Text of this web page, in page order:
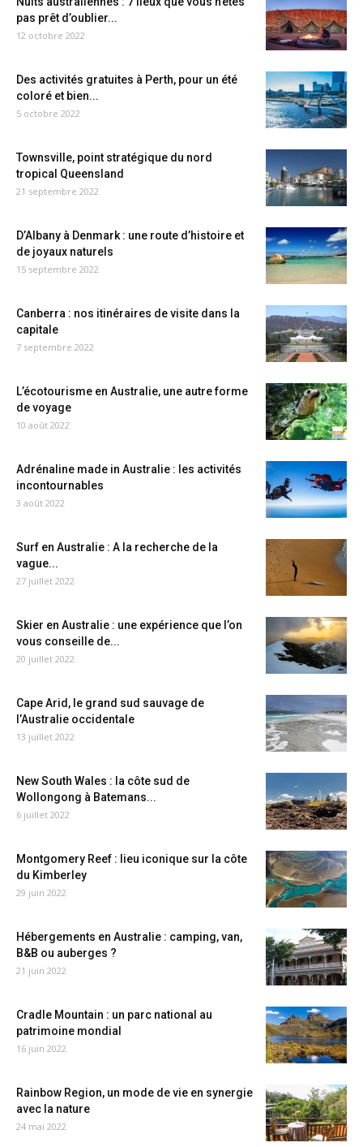
pas prêt d’oublier...
12 octobre 2022
Des activités gratuites à Perth, pour un été
coloré et bien...
5 octobre 2022
Townsville, point stratégique du nord
tropical Queensland
21 septembre 2022
D’Albany à Denmark : une route d’histoire et
de joyaux naturels
15 septembre 2022
Canberra : nos itinéraires de visite dans la
capitale
7 septembre 2022
L’écotourisme en Australie, une autre forme
de voyage
10 août 2022
Adrénaline made in Australie : les activités
incontournables
3 août 2022
Surf en Australie : A la recherche de la
vague...
27 juillet 2022
Skier en Australie : une expérience que l’on
vous conseille de...
20 juillet 2022
Cape Arid, le grand sud sauvage de
l’Australie occidentale
13 juillet 2022
New South Wales : la côte sud de
Wollongong à Batemans...
6 juillet 2022
Montgomery Reef : lieu iconique sur la côte
du Kimberley
29 juin 2022
Hébergements en Australie : camping, van,
B&B ou auberges ?
21 juin 2022
Cradle Mountain : un parc national au
patrimoine mondial
16 juin 2022
Rainbow Region, un mode de vie en synergie
avec la nature
24 mai 2022